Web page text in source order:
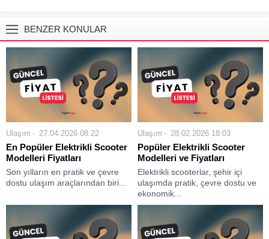
BENZER KONULAR
Ulaşım 27.04.2026 08:22
En Popüler Elektrikli Scooter
Modelleri Fiyatları
Son yılların en pratik ve çevre
dostu ulaşım araçlarından biri...
Ulaşım 28.02.2026 18:03
Popüler Elektrikli Scooter
Modelleri ve Fiyatları
Elektrikli scooterlar, şehir içi
ulaşımda pratik, çevre dostu ve
ekonomik...